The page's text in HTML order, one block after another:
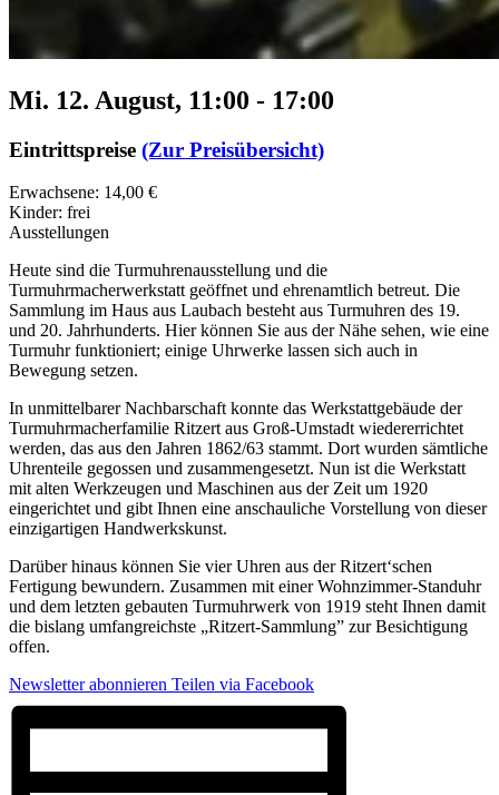
Mi. 12. August, 11:00 - 17:00
Eintrittspreise (Zur Preisübersicht)
Erwachsene: 14,00 €
Kinder: frei
Ausstellungen
Heute sind die Turmuhrenausstellung und die
Turmuhrmacherwerkstatt geöffnet und ehrenamtlich betreut. Die
Sammlung im Haus aus Laubach besteht aus Turmuhren des 19.
und 20. Jahrhunderts. Hier können Sie aus der Nähe sehen, wie eine
Turmuhr funktioniert; einige Uhrwerke lassen sich auch in
Bewegung setzen.
In unmittelbarer Nachbarschaft konnte das Werkstattgebäude der
Turmuhrmacherfamilie Ritzert aus Groß-Umstadt wiedererrichtet
werden, das aus den Jahren 1862/63 stammt. Dort wurden sämtliche
Uhrenteile gegossen und zusammengesetzt. Nun ist die Werkstatt
mit alten Werkzeugen und Maschinen aus der Zeit um 1920
eingerichtet und gibt Ihnen eine anschauliche Vorstellung von dieser
einzigartigen Handwerkskunst.
Darüber hinaus können Sie vier Uhren aus der Ritzert‘schen
Fertigung bewundern. Zusammen mit einer Wohnzimmer-Standuhr
und dem letzten gebauten Turmuhrwerk von 1919 steht Ihnen damit
die bislang umfangreichste „Ritzert-Sammlung” zur Besichtigung
offen.
Newsletter abonnieren Teilen via Facebook